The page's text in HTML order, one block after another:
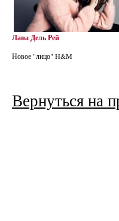
Лана Дель Рей
Новое "лицо" H&M
Вернуться на